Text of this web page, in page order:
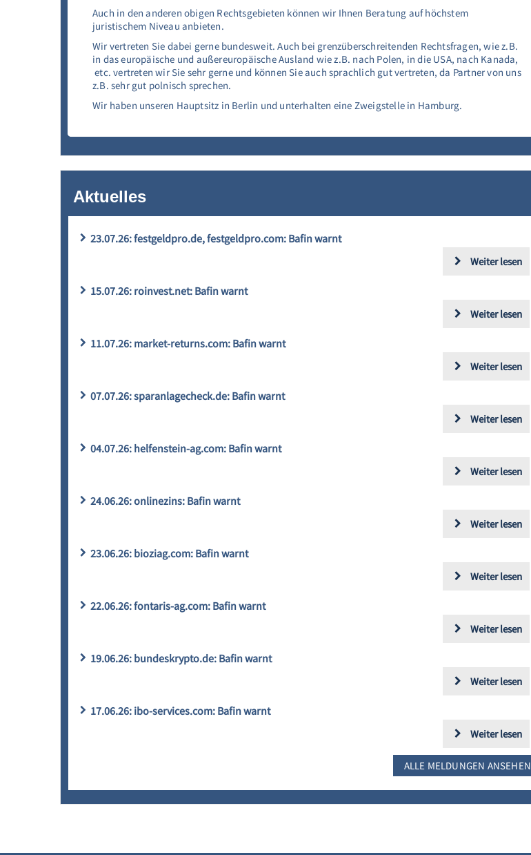
Auch in den anderen obigen Rechtsgebieten können wir Ihnen Beratung auf höchstem
juristischem Niveau anbieten.
Wir vertreten Sie dabei gerne bundesweit. Auch bei grenzüberschreitenden Rechtsfragen, wie z.B.
in das europäische und außereuropäische Ausland wie z.B. nach Polen, in die USA, nach Kanada,
etc. vertreten wir Sie sehr gerne und können Sie auch sprachlich gut vertreten, da Partner von uns
z.B. sehr gut polnisch sprechen.
Wir haben unseren Hauptsitz in Berlin und unterhalten eine Zweigstelle in Hamburg.
Aktuelles
23.07.26: festgeldpro.de, festgeldpro.com: Bafin warnt
Weiter lesen
15.07.26: roinvest.net: Bafin warnt
Weiter lesen
11.07.26: market-returns.com: Bafin warnt
Weiter lesen
07.07.26: sparanlagecheck.de: Bafin warnt
Weiter lesen
04.07.26: helfenstein-ag.com: Bafin warnt
Weiter lesen
24.06.26: onlinezins: Bafin warnt
Weiter lesen
23.06.26: bioziag.com: Bafin warnt
Weiter lesen
22.06.26: fontaris-ag.com: Bafin warnt
Weiter lesen
19.06.26: bundeskrypto.de: Bafin warnt
Weiter lesen
17.06.26: ibo-services.com: Bafin warnt
Weiter lesen
ALLE MELDUNGEN ANSEHEN